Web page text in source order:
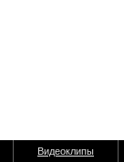
Видеоклипы